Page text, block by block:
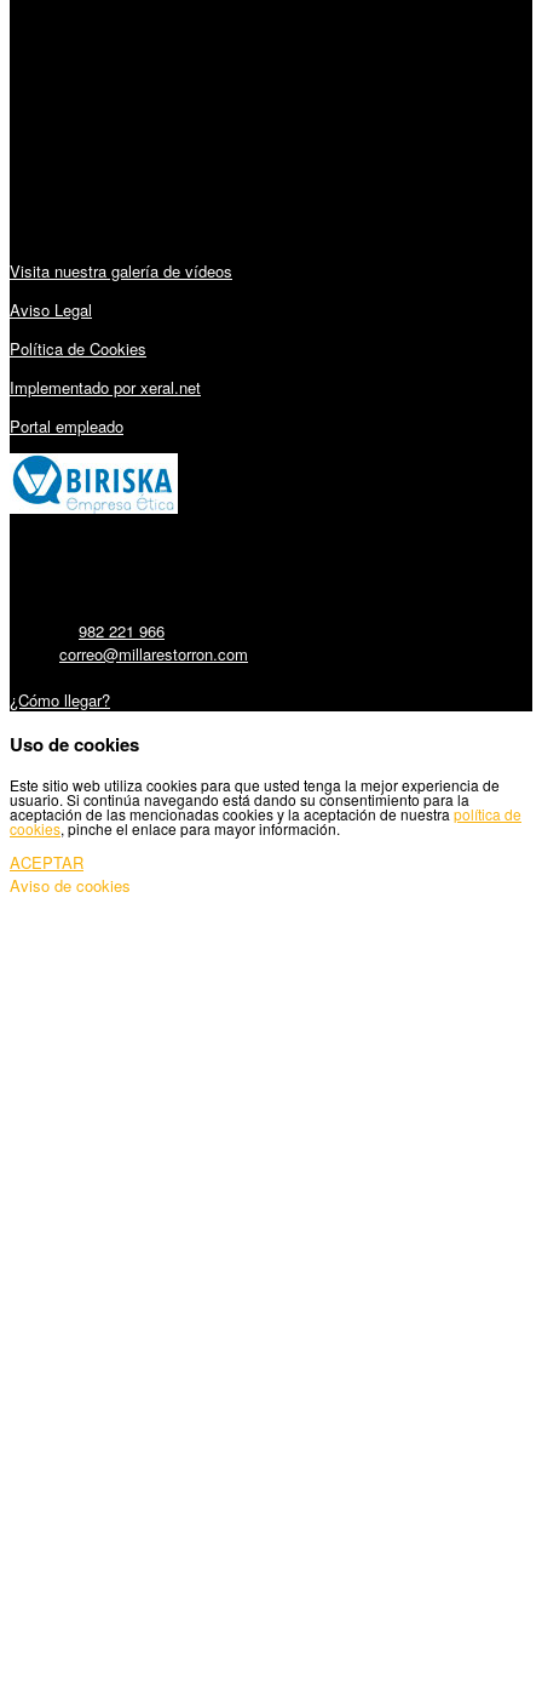
Visita nuestra galería de vídeos
Aviso Legal
Política de Cookies
Implementado por xeral.net
Portal empleado
982 221 966
correo@millarestorron.com
¿Cómo llegar?
Uso de cookies
Este sitio web utiliza cookies para que usted tenga la mejor experiencia de
usuario. Si continúa navegando está dando su consentimiento para la
aceptación de las mencionadas cookies y la aceptación de nuestra política de
cookies, pinche el enlace para mayor información.
ACEPTAR
Aviso de cookies